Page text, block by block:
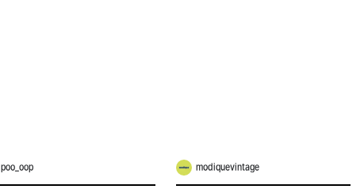
poo_oop modiquevintage